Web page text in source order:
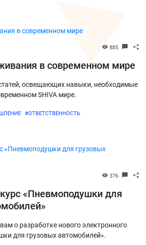
885
в современном мире
освещающих навыки, необходимые
SHIVA мире.
#ОТВЕТСТВЕННОСТЬ
376
«Пневмоподушки для
о разработке нового электронного
для грузовых автомобилей».